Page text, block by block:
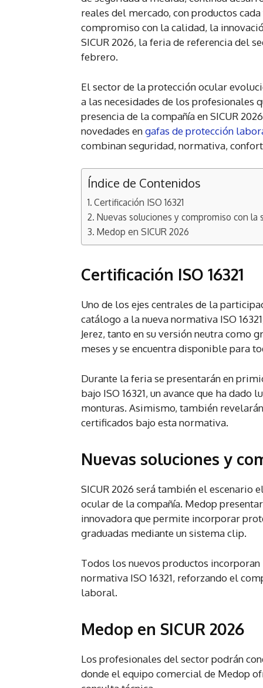
reales del mercado, con productos
compromiso con la calidad, la
SICUR 2026, la feria de referencia del
febrero.
El sector de la protección ocular
a las necesidades de los profesionales
presencia de la compañía en SICUR
novedades engafas de protección
combinan seguridad, normativa,
Índice de Contenidos
Certificación ISO 16321
Nuevas soluciones y compromiso con la
Medop en SICUR 2026
Certificación ISO 16321
Uno de los ejes centrales de la
catálogo a la nueva normativa ISO
Jerez, tanto en su versión neutra como
meses y se encuentra disponible para
Durante la feria se presentarán en
bajo ISO 16321, un avance que ha dado
monturas. Asimismo, también
certificados bajo esta normativa.
Nuevas soluciones y
SICUR 2026 será también el escenario
ocular de la compañía. Medop
innovadora que permite incorporar
graduadas mediante un sistema clip.
Todos los nuevos productos
normativa ISO 16321, reforzando el
laboral.
Medop en SICUR 2026
Los profesionales del sector podrán
donde el equipo comercial de Medop